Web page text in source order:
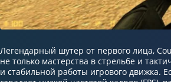
Легендарный шутер от первого лица,
не только мастерства в стрельбе и
и стабильной работы игрового движка.